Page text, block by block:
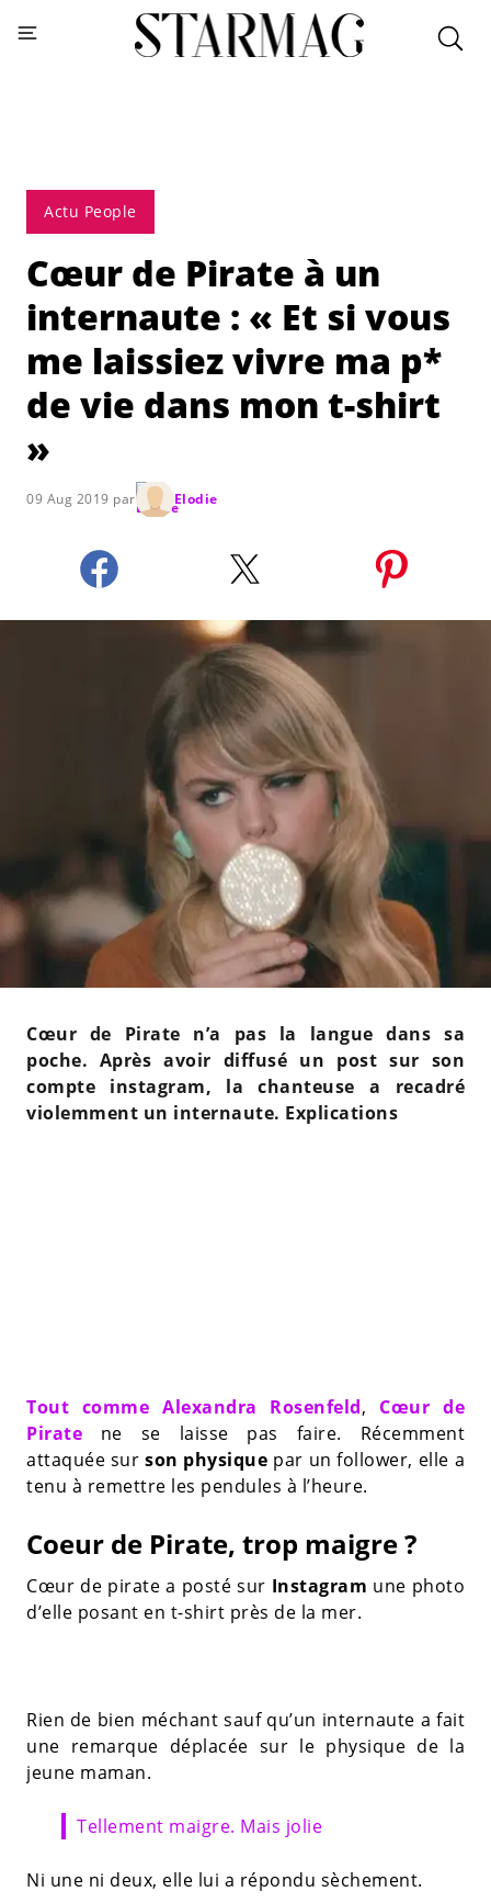
Actu People
Cœur de Pirate à un
internaute : « Et si vous
me laissiez vivre ma p*
de vie dans mon t-shirt
»
09 Aug 2019 par Elodie
Cœur de Pirate n’a pas la langue dans sa
poche. Après avoir diffusé un post sur son
compte instagram, la chanteuse a recadré
violemment un internaute. Explications
Tout comme Alexandra Rosenfeld, Cœur de
Pirate ne se laisse pas faire. Récemment
attaquée surson physique par un follower, elle a
tenu à remettre les pendules à l’heure.
Coeur de Pirate, trop maigre ?
Cœur de pirate a posté sur Instagram une photo
d’elle posant en t-shirt près de la mer.
Rien de bien méchant sauf qu’un internaute a fait
une remarque déplacée sur le physique de la
jeune maman.
Tellement maigre. Mais jolie
Ni une ni deux, elle lui a répondu sèchement.